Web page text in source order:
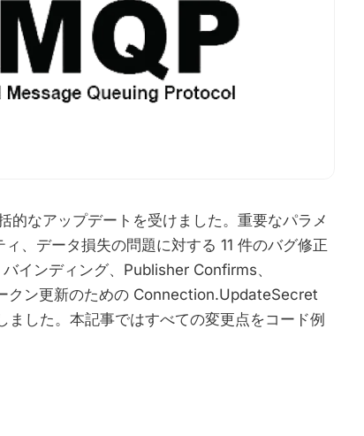
なアップデートを受けました。重要なパラメ
、データ損失の問題に対する 11 件のバグ修正
インディング、Publisher Confirms、
ン更新のための Connection.UpdateSecret
した。本記事ではすべての変更点をコード例